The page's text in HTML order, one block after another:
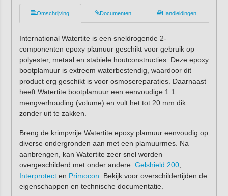
Omschrijving Documenten Handleidingen
International Watertite is een sneldrogende 2-
componenten epoxy plamuur geschikt voor gebruik op
polyester, metaal en stabiele houtconstructies. Deze epoxy
bootplamuur is extreem waterbestendig, waardoor dit
product erg geschikt is voor osmosereparaties. Daarnaast
heeft Watertite bootplamuur een eenvoudige 1:1
mengverhouding (volume) en vult het tot 20 mm dik
zonder uit te zakken.
Breng de krimpvrije Watertite epoxy plamuur eenvoudig op
diverse ondergronden aan met een plamuurmes. Na
aanbrengen, kan Watertite zeer snel worden
overgeschilderd met onder andere: Gelshield 200,
Interprotecten Primocon . Bekijk voor overschildertijden de
eigenschappen en technische documentatie.